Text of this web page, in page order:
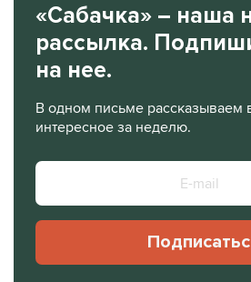
«Сабачка» – наша
рассылка.
на нее.
В одном письме рассказываем
интересное за неделю.